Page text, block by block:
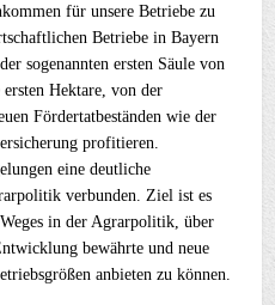
für unsere Betriebe zu
Betriebe in Bayern
sogenannten ersten Säule von
Hektare, von der
Fördertatbeständen wie der
profitieren.
eine deutliche
verbunden. Ziel ist es
in der Agrarpolitik, über
bewährte und neue
anbieten zu können.